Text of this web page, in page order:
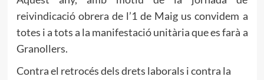
reivindicació obrera de l’1 de Maig us convidem a
totes i a tots a la manifestació unitària que es farà a
Granollers.
Contra el retrocés dels drets laborals i contra la